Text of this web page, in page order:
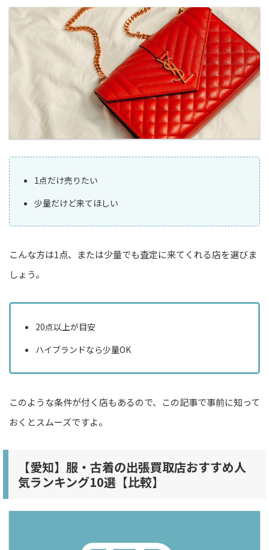
1点だけ売りたい
少量だけど来てほしい
こんな方は1点、または少量でも査定に来てくれる店を選びま
しょう。
20点以上が目安
ハイブランドなら少量OK
このような条件が付く店もあるので、この記事で事前に知って
おくとスムーズですよ。
【愛知】服・古着の出張買取店おすすめ人
気ランキング10選【比較】